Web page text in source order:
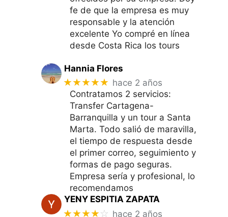
fe de que la empresa es muy
responsable y la atención
excelente Yo compré en línea
desde Costa Rica los tours
Hannia Flores
★★★★★ hace 2 años
Contratamos 2 servicios:
Transfer Cartagena-
Barranquilla y un tour a Santa
Marta. Todo salió de maravilla,
el tiempo de respuesta desde
el primer correo, seguimiento y
formas de pago seguras.
Empresa sería y profesional, lo
recomendamos
YENY ESPITIA ZAPATA
★★★★☆ hace 2 años